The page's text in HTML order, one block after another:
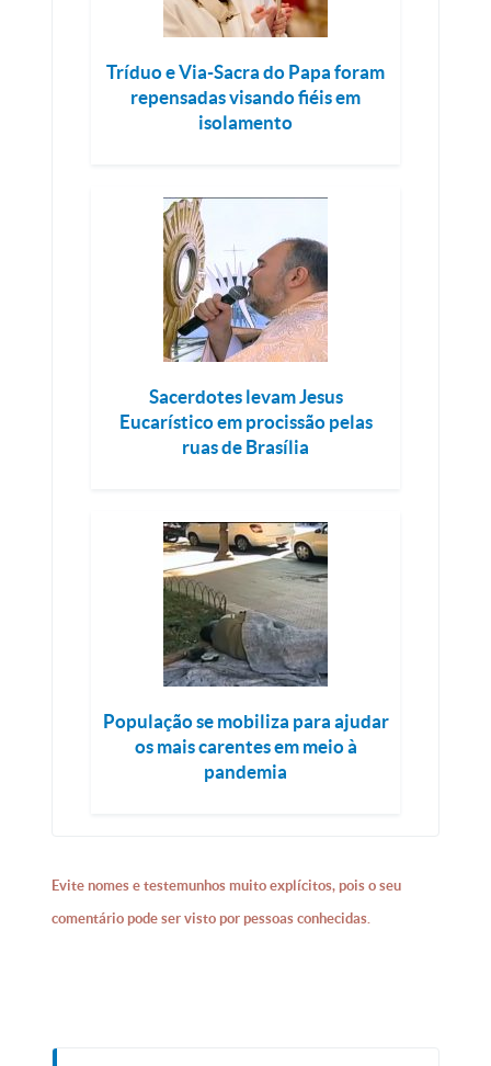
Tríduo e Via-Sacra do Papa foram
repensadas visando fiéis em
isolamento
Sacerdotes levam Jesus
Eucarístico em procissão pelas
ruas de Brasília
População se mobiliza para ajudar
os mais carentes em meio à
pandemia
Evite nomes e testemunhos muito explícitos, pois o seu
comentário pode ser visto por pessoas conhecidas.